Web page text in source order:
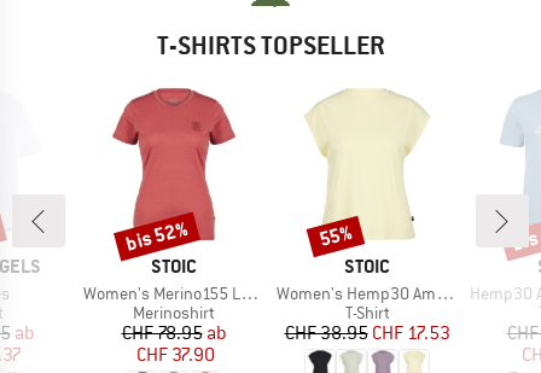
T-SHIRTS TOPSELLER
Preis
ab
MARKE
STOIC
Artikel
Women's Merino155 LaholmSt. T-Shirt Daisy Flower
Produktgruppe
Merinoshirt
Preis
CHF 78.95reduzierter Preis
ab
CHF 37.90
Rabatt
bis 52%
MARKE
STOIC
Artikel
Women's Hemp30 AmalSt. Top II
Produktgruppe
T-Shirt
Preis
CHF 38.95reduzierter Preis
CHF 17.53
Rabatt
55%
Artikel
Hemp30